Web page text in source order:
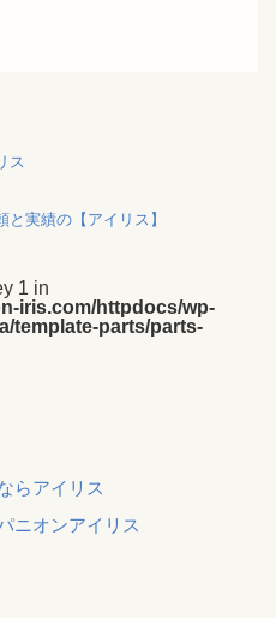
ス
実績の【アイリス】
1 in
iris.com/httpdocs/wp-
template-parts/parts-
らアイリス
ニオンアイリス